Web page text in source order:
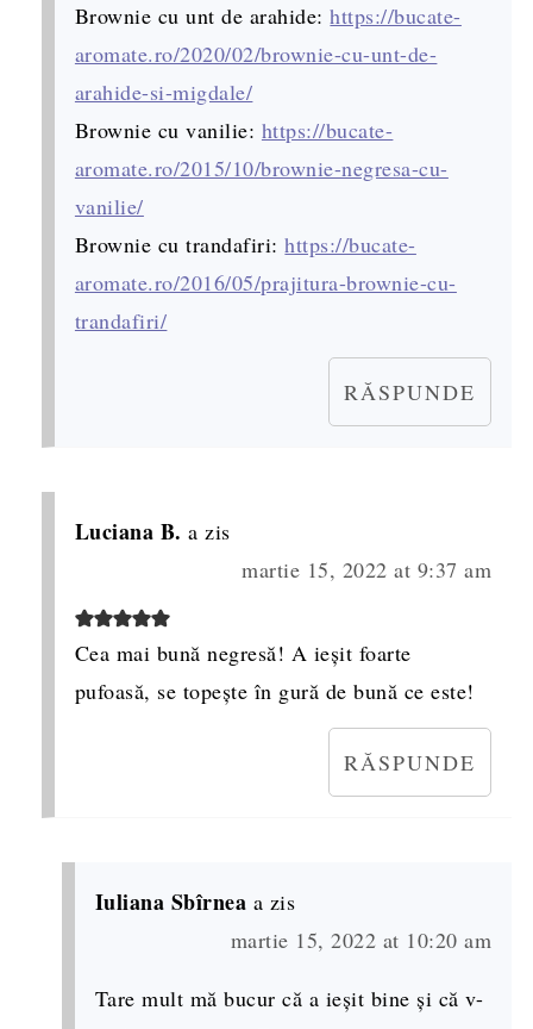
Brownie cu unt de arahide:https://bucate-
aromate.ro/2020/02/brownie-cu-unt-de-
arahide-si-migdale/
Brownie cu vanilie: https://bucate-
aromate.ro/2015/10/brownie-negresa-cu-
vanilie/
Brownie cu trandafiri:https://bucate-
aromate.ro/2016/05/prajitura-brownie-cu-
trandafiri/
RĂSPUNDE
Luciana B. a zis
martie 15, 2022 at 9:37 am
Cea mai bună negresă! A ieșit foarte
pufoasă, se topește în gură de bună ce este!
RĂSPUNDE
Iuliana Sbîrnea a zis
martie 15, 2022 at 10:20 am
Tare mult mă bucur că a ieșit bine și că v-